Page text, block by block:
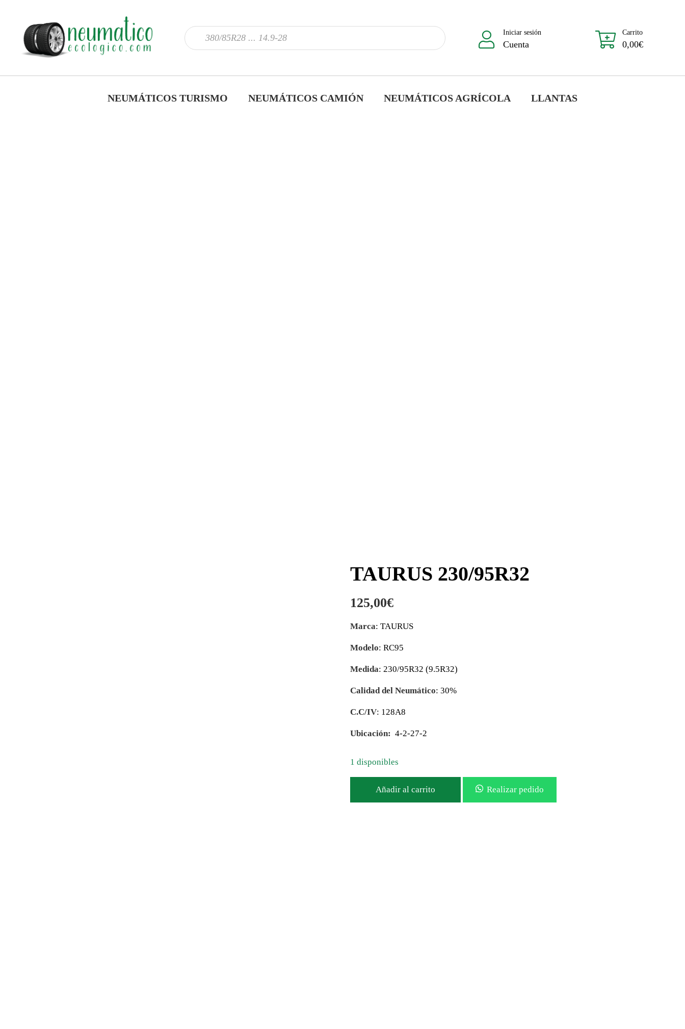
Iniciar sesión
Cuenta
Carrito
0,00€
NEUMÁTICOS TURISMO NEUMÁTICOS CAMIÓN NEUMÁTICOS AGRÍCOLA LLANTAS
TAURUS 230/95R32
125,00€
Marca: TAURUS
Modelo: RC95
Medida: 230/95R32 (9.5R32)
Calidad del Neumático: 30%
C.C/IV: 128A8
Ubicación: 4-2-27-2
1 disponibles
Añadir al carrito Realizar pedido